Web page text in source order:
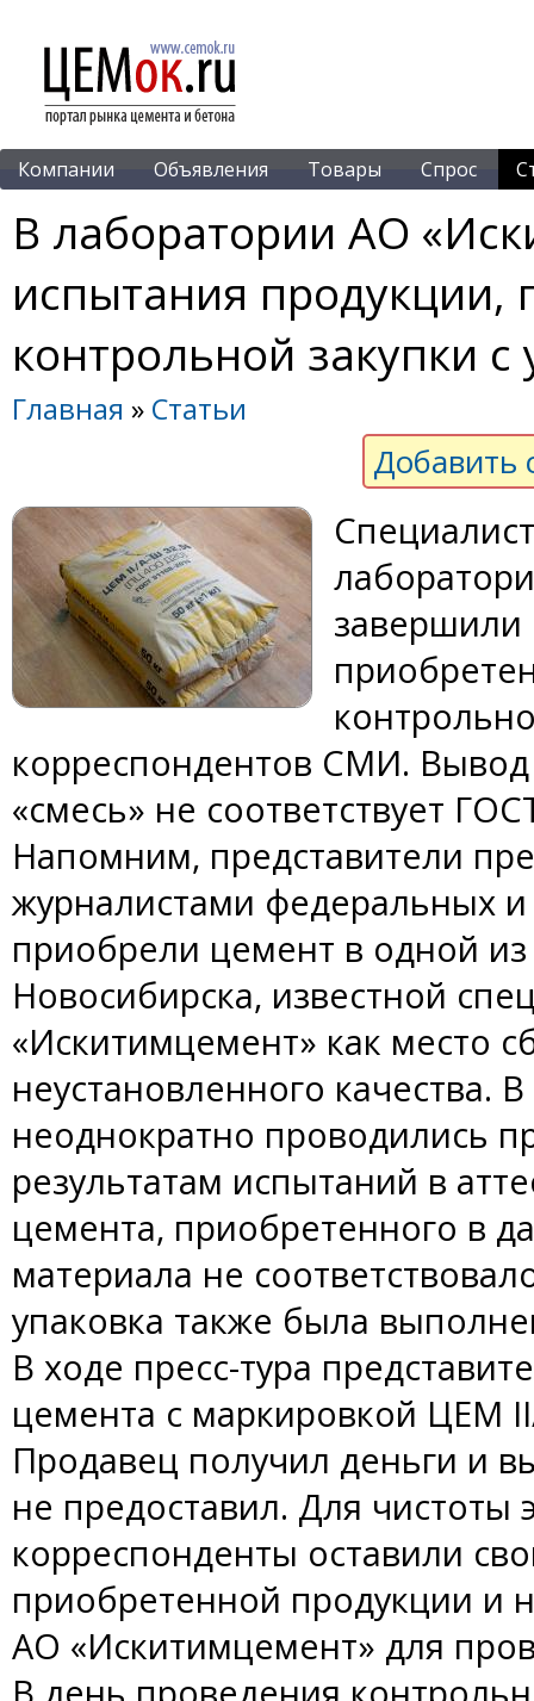
Компании Объявления Товары Спрос
В лаборатории АО
испытания продукции,
контрольной закупки
Главная » Статьи
Добавить
завершили
корреспондентов СМИ.
«смесь» не соответствует
Напомним, представители
журналистами федеральных
приобрели цемент в одной из
Новосибирска, известной
«Искитимцемент» как место
неустановленного качества.
неоднократно проводились
результатам испытаний в
цемента, приобретенного в
материала не
упаковка также была
В ходе пресс-тура
цемента с маркировкой ЦЕМ
Продавец получил деньги и
не предоставил. Для чистоты
корреспонденты оставили
приобретенной продукции и
АО «Искитимцемент» для